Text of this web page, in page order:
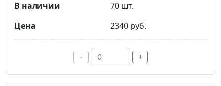
70 шт.
2340 руб.
- +